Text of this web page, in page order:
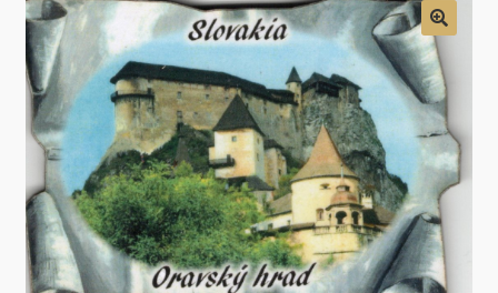
Kontakt
Blog
Vstupenky
🔍